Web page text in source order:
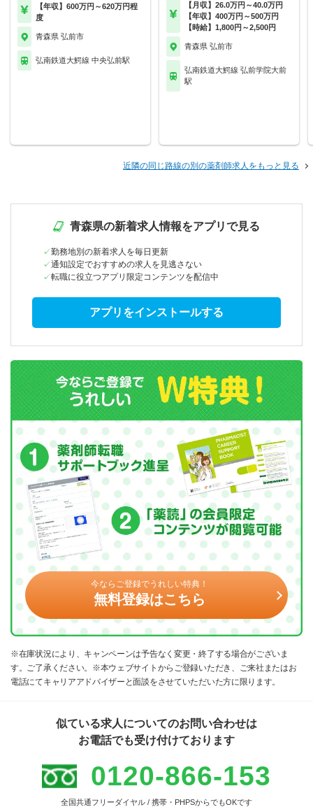
【年収】600万円～620万円程
度
青森県 弘前市
弘南鉄道大鰐線 中央弘前駅
【月収】26.0万円～40.0万円
【年収】400万円～500万円
【時給】1,800円～2,500円
青森県 弘前市
弘南鉄道大鰐線 弘前学院大前
駅
近隣の同じ路線の別の薬剤師求人をもっと見る
青森県の新着求人情報をアプリで見る
勤務地別の新着求人を毎日更新
通知設定でおすすめの求人を見逃さない
転職に役立つアプリ限定コンテンツを配信中
アプリをインストールする
今ならご登録でうれしい特典！
無料登録はこちら
※在庫状況により、キャンペーンは予告なく変更・終了する場合がございま
す。ご了承ください。※本ウェブサイトからご登録いただき、ご来社またはお
電話にてキャリアアドバイザーと面談をさせていただいた方に限ります。
似ている求人についてのお問い合わせは
お電話でも受け付けております
0120-866-153
全国共通フリーダイヤル / 携帯・PHPSからでもOKです